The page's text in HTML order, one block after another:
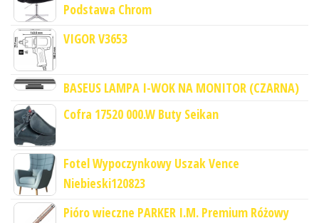
Podstawa Chrom
VIGOR V3653
BASEUS LAMPA I-WOK NA MONITOR (CZARNA)
Cofra 17520 000.W Buty Seikan
Fotel Wypoczynkowy Uszak Vence
Niebieski120823
Pióro wieczne PARKER I.M. Premium Różowy